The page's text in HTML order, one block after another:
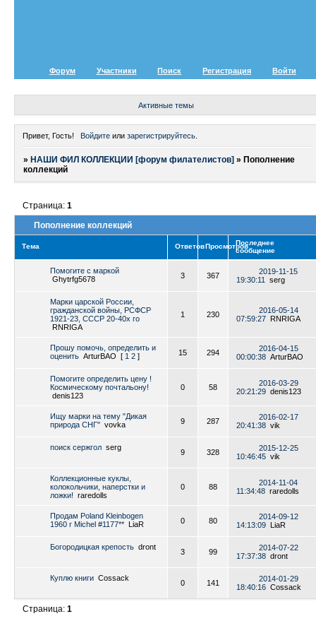
Форум Участники Поиск Регистрация Войти
Активные темы
Привет, Гость! Войдитеили зарегистрируйтесь.
» НАШИ ФИЛ КОЛЛЕКЦИИ [форум филателистов] » Пополнение
коллекций
Пополнение коллекций
Страница:1
Тема ОтветовПросмотровПоследнее
сообщение
Помогите с маркой
Ghytrfg5678
3 367
2019-11-15
19:30:11
serg
Марки царской России,
гражданской войны, РСФСР
1921-23, СССР 20-40х го
RNRIGA
1 230
2016-05-14
07:59:27 RNRIGA
Прошу помочь, определить и
оценить ArturBAO [ 1 2 ] 15 294
2016-04-15
00:00:38 ArturBAO
Помогите определить цену !
Космическому почтальону!
denis123
0 58
2016-03-29
20:21:29 denis123
Ищу марки на тему "Дикая
природа СНГ" vovka 9 287
2016-02-17
20:41:38 vik
поиск сержгол serg
9 328
2015-12-25
10:46:45 vik
Коллекционные куклы,
колокольчики, наперстки и
ложки! raredolls
0 88
2014-11-04
11:34:48 raredolls
Продам Poland Kleinbogen
1960 г Michel #1177** LiaR 0 80
2014-09-12
14:13:09 LiaR
Богородицкая крепость dront
3 99
2014-07-22
17:37:38 dront
Куплю книги Cossack
0 141
2014-01-29
18:40:16 Cossack
Страница:1